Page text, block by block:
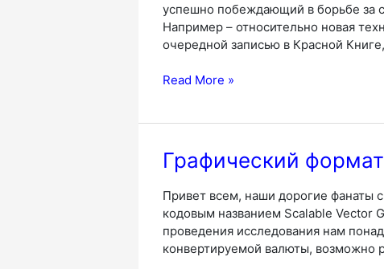
успешно побеждающий в борьбе за
Например – относительно новая
очередной записью в Красной
Что
Read More »
Графический
Привет всем, наши дорогие фанаты
кодовым названием Scalable Vector
проведения исследования нам
конвертируемой валюты, возможно